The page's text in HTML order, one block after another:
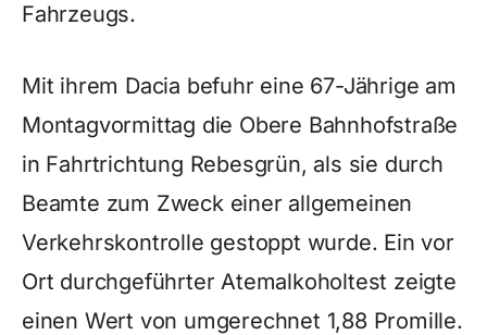
Fahrzeugs.
Mit ihrem Dacia befuhr eine 67-Jährige am
Montagvormittag die Obere Bahnhofstraße
in Fahrtrichtung Rebesgrün, als sie durch
Beamte zum Zweck einer allgemeinen
Verkehrskontrolle gestoppt wurde. Ein vor
Ort durchgeführter Atemalkoholtest zeigte
einen Wert von umgerechnet 1,88 Promille.